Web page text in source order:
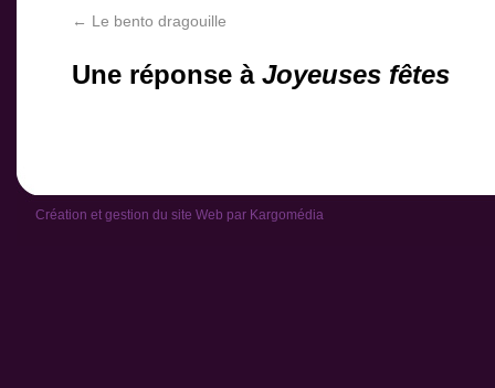
← Le bento dragouille
Une réponse à Joyeuses fêtes
Création et gestion du site Web par Kargomédia